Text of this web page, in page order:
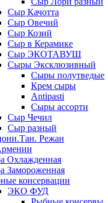
Сыр Качотта
Сыр Овечий
Сыр Козий
Сыр в Керамике
Сыр ЭКОТАВУШ
Сыры Эксклюзивный
Сыры полутведые
Крем сыры
Antipasti
Сыры ассорти
Сыр Чечил
Сыр разный
Режан
Охлажденная
Замороженная
консервации
ЭКО ФУД